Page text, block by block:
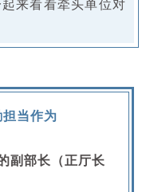
当作为
副部长（正厅长